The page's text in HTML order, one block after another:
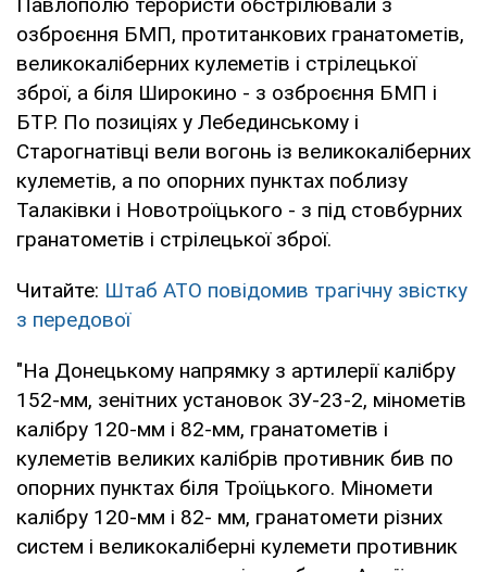
озброєння БМП, протитанкових гранатометів,
великокаліберних кулеметів і стрілецької
зброї, а біля Широкино - з озброєння БМП і
БТР. По позиціях у Лебединському і
Старогнатівці вели вогонь із великокаліберних
кулеметів, а по опорних пунктах поблизу
Талаківки і Новотроїцького - з під стовбурних
гранатометів і стрілецької зброї.
Читайте: Штаб АТО повідомив трагічну звістку
з передової
"На Донецькому напрямку з артилерії калібру
152-мм, зенітних установок ЗУ-23-2, мінометів
калібру 120-мм і 82-мм, гранатометів і
кулеметів великих калібрів противник бив по
опорних пунктах біля Троїцького. Міномети
калібру 120-мм і 82- мм, гранатомети різних
систем і великокаліберні кулемети противник